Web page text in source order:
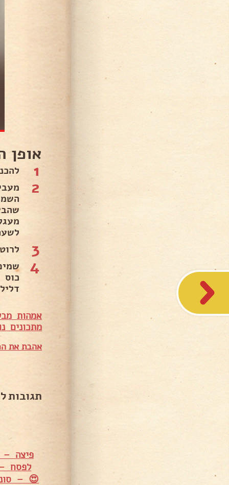
אופן
1
2
3
4
אמהות
מתכונים
אהבת את
תגובות
פיצה –
לפסח
😍 –